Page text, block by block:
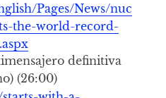
Pages/News/nuc
the-world-record-
definitiva
(26:00)